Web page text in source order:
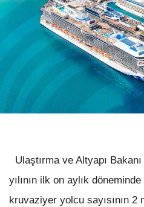
Ulaştırma ve Altyapı
yılının ilk on aylık
kruvaziyer yolcu sayısının 2